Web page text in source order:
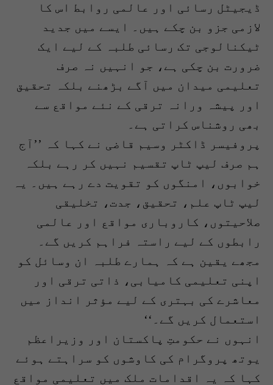
ڈیجیٹل رسائی اور عالمی روابط اس کا
لازمی جزو بن چکے ہیں۔ ایسے میں جدید
ٹیکنالوجی تک رسائی طلبہ کے لیے ایک
ضرورت بن چکی ہے، جو انہیں نہ صرف
تعلیمی میدان میں آگے بڑھنے بلکہ تحقیق
اور پیشہ ورانہ ترقی کے نئے مواقع سے
بھی روشناس کراتی ہے۔
پروفیسر ڈاکٹر وسیم قاضی نے کہا کہ ’’آج
ہم صرف لیپ ٹاپ تقسیم نہیں کر رہے بلکہ
خوابوں، امنگوں کو تقویت دے رہے ہیں۔ یہ
لیپ ٹاپ علم، تحقیق، جدت، تخلیقی
صلاحیتوں، کاروباری مواقع اور عالمی
رابطوں کے لیے راستہ فراہم کریں گے۔
مجھے یقین ہے کہ ہمارے طلبہ ان وسائل کو
اپنی تعلیمی کامیابی، ذاتی ترقی اور
معاشرے کی بہتری کے لیے مؤثر انداز میں
استعمال کریں گے۔‘‘
انہوں نے حکومتِ پاکستان اور وزیراعظم
یوتھ پروگرام کی کاوشوں کو سراہتے ہوئے
کہا کہ یہ اقدامات ملک میں تعلیمی مواقع